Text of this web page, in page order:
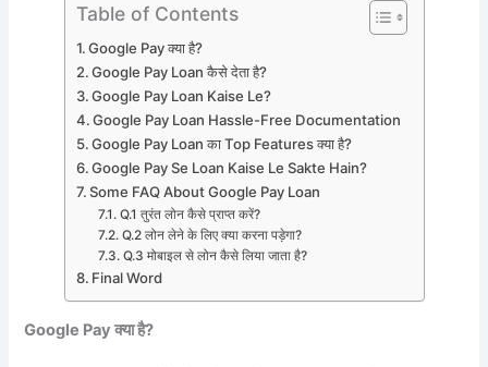
Table of Contents
Google Pay क्या है?
Google Pay Loan कैसे देता है?
Google Pay Loan Kaise Le?
Google Pay Loan Hassle-Free Documentation
Google Pay Loan का Top Features क्या है?
Google Pay Se Loan Kaise Le Sakte Hain?
Some FAQ About Google Pay Loan
Q.1 तुरंत लोन कैसे प्राप्त करें?
Q.2 लोन लेने के लिए क्या करना पड़ेगा?
Q.3 मोबाइल से लोन कैसे लिया जाता है?
Final Word
Google Pay क्या है?